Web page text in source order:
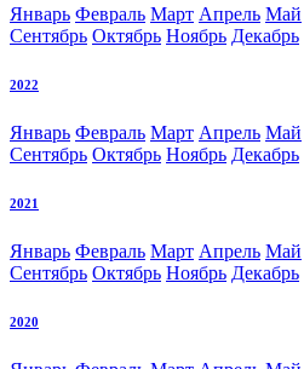
Январь Февраль Март Апрель Май
Сентябрь Октябрь Ноябрь Декабрь
2022
Январь Февраль Март Апрель Май
Сентябрь Октябрь Ноябрь Декабрь
2021
Январь Февраль Март Апрель Май
Сентябрь Октябрь Ноябрь Декабрь
2020